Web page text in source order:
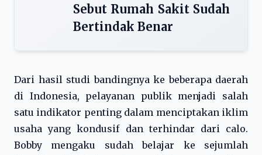
Sebut Rumah Sakit Sudah
Bertindak Benar
Dari hasil studi bandingnya ke beberapa daerah
di Indonesia, pelayanan publik menjadi salah
satu indikator penting dalam menciptakan iklim
usaha yang kondusif dan terhindar dari calo.
Bobby mengaku sudah belajar ke sejumlah